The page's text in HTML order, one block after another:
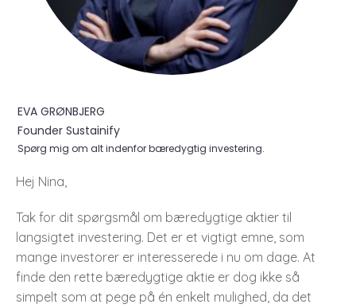
EVA GRØNBJERG
Founder Sustainify
Spørg mig om alt indenfor bæredygtig investering.
Hej Nina,
Tak for dit spørgsmål om bæredygtige aktier til
langsigtet investering. Det er et vigtigt emne, som
mange investorer er interesserede i nu om dage. At
finde den rette bæredygtige aktie er dog ikke så
simpelt som at pege på én enkelt mulighed, da det